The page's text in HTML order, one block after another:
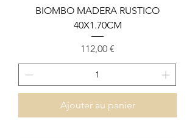
BIOMBO MADERA RUSTICO
40X1.70CM
Prix
112,00 €
Ajouter au panier